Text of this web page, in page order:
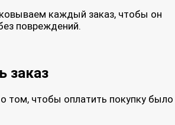
каждый заказ, чтобы он
повреждений.
заказ
том, чтобы оплатить покупку было